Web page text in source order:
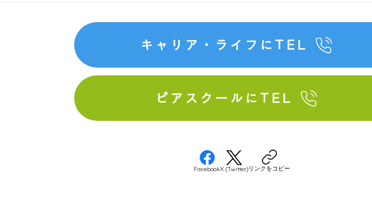
キャリア・ライフにTEL
ピアスクールにTEL
FacebookX (Twitter)リンクをコピー